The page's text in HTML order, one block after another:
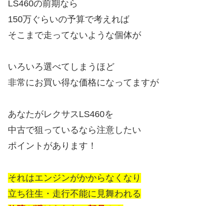
LS460の前期なら
150万ぐらいの予算で考えれば
そこまで走ってないような個体が
いろいろ選べてしまうほど
非常にお買い得な価格になってますが
あなたがレクサスLS460を
中古で狙っているなら注意したい
ポイントがあります！
それはエンジンがかからなくなり
立ち往生・走行不能に見舞われる